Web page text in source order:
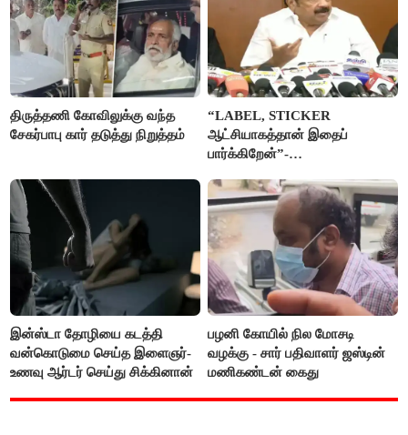
திருத்தணி கோவிலுக்கு வந்த
சேகர்பாபு கார் தடுத்து நிறுத்தம்
“LABEL, STICKER
ஆட்சியாகத்தான் இதைப்
பார்க்கிறேன்”-
இன்ஸ்டா தோழியை கடத்தி
வன்கொடுமை செய்த இளைஞர்-
உணவு ஆர்டர் செய்து சிக்கினான்
பழனி கோயில் நில மோசடி
வழக்கு - சார் பதிவாளர் ஜஸ்டின்
மணிகண்டன் கைது